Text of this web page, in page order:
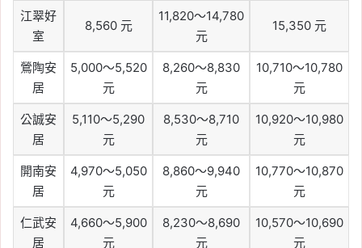
江翠好
室
8,560 元
11,820～14,780
元
15,350 元
鶯陶安
居
5,000～5,520
元
8,260～8,830
元
10,710～10,780
元
公誠安
居
5,110～5,290
元
8,530～8,710
元
10,920～10,980
元
開南安
居
4,970～5,050
元
8,860～9,940
元
10,770～10,870
元
仁武安
居
4,660～5,900
元
8,230～8,690
元
10,570～10,690
元